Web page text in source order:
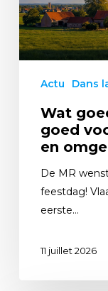
Actu Dans
Wat
goed
en
De MR
feestdag!
eerste…
11 juillet 2026